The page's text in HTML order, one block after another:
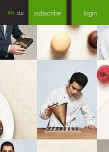
en de subscribe login